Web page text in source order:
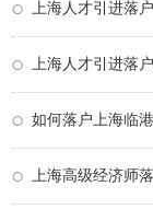
上海人才引进落
上海人才引进落
如何落户上海临